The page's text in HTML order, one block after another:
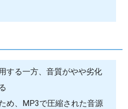
する一方、音質がやや劣化
め、MP3で圧縮された音源